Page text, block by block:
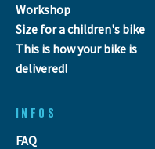
Workshop
Size for a children's bike
This is how your bike is
delivered!
INFOS
FAQ